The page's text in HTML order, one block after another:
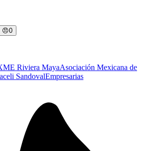
😠0
Riviera MayaAsociación Mexicana de
SandovalEmpresarias